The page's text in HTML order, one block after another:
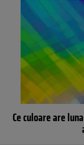
Ce culoare are